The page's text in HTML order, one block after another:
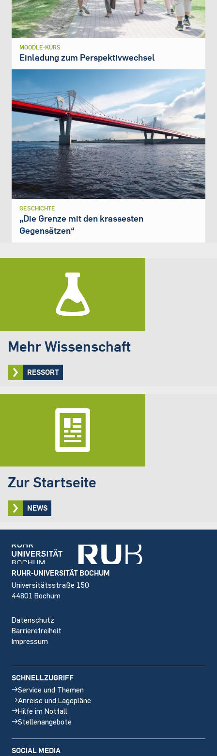
MOODLE-KURS
Einladung zum Perspektivwechsel
GESCHICHTE
„Die Grenze mit den krassesten
Gegensätzen“
Mehr Wissenschaft
RESSORT
Zur Startseite
NEWS
Footer
RUHR-UNIVERSITÄT BOCHUM
Universitätsstraße 150
44801 Bochum
Datenschutz
Barrierefreiheit
Impressum
SCHNELLZUGRIFF
Service und Themen
Anreise und Lagepläne
Hilfe im Notfall
Stellenangebote
SOCIAL MEDIA